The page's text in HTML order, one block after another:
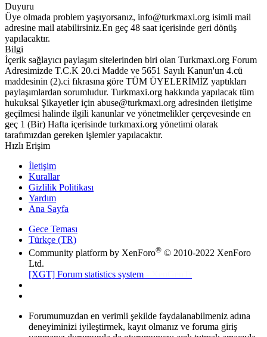
Duyuru
Üye olmada problem yaşıyorsanız, info@turkmaxi.org isimli mail
adresine mail atabilirsiniz.En geç 48 saat içerisinde geri dönüş
yapılacaktır.
Bilgi
İçerik sağlayıcı paylaşım sitelerinden biri olan Turkmaxi.org Forum
Adresimizde T.C.K 20.ci Madde ve 5651 Sayılı Kanun'un 4.cü
maddesinin (2).ci fıkrasına göre TÜM ÜYELERİMİZ yaptıkları
paylaşımlardan sorumludur. Turkmaxi.org hakkında yapılacak tüm
hukuksal Şikayetler için abuse@turkmaxi.org adresinden iletişime
geçilmesi halinde ilgili kanunlar ve yönetmelikler çerçevesinde en
geç 1 (Bir) Hafta içerisinde turkmaxi.org yönetimi olarak
tarafımızdan gereken işlemler yapılacaktır.
Hızlı Erişim
İletişim
Kurallar
Gizlilik Politikası
Yardım
Ana Sayfa
Gece Teması
Türkçe (TR)
Community platform by XenForo® © 2010-2022 XenForo
Ltd.
[XGT] Forum statistics system
Forumumuzdan en verimli şekilde faydalanabilmeniz adına
deneyiminizi iyileştirmek, kayıt olmanız ve foruma giriş